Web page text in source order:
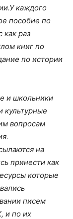
каждого
пособие по
как раз
книг по
по истории
и школьники
культурные
вопросам
на
принести как
которые
писем
и по их